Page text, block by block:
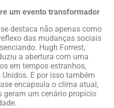
um evento transformador
destaca não apenas como
das mudanças sociais
Hugh Forrest,
a abertura com uma
em tempos estranhos,
E por isso também
encapsula o clima atual,
geram um cenário propício